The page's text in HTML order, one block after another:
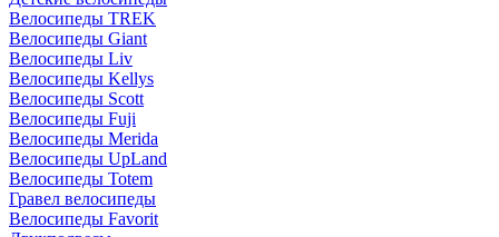
Велосипеды TREK
Велосипеды Giant
Велосипеды Liv
Велосипеды Kellys
Велосипеды Scott
Велосипеды Fuji
Велосипеды Merida
Велосипеды UpLand
Велосипеды Totem
Гравел велосипеды
Велосипеды Favorit